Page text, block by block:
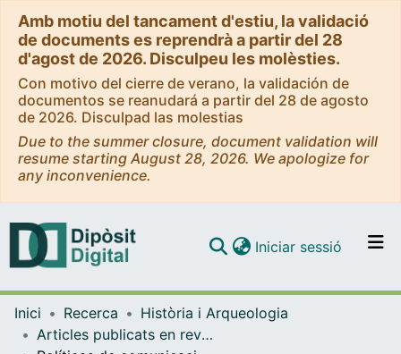
Amb motiu del tancament d'estiu, la validació
de documents es reprendrà a partir del 28
d'agost de 2026. Disculpeu les molèsties.
Con motivo del cierre de verano, la validación de
documentos se reanudará a partir del 28 de agosto
de 2026. Disculpad las molestias
Due to the summer closure, document validation will
resume starting August 28, 2026. We apologize for
any inconvenience.
Navega per tot el DD
Com publicar
Iniciar sessió (current)
Inici Recerca
Història i Arqueologia
Articles publicats en revistes (Història i Arqueologia)